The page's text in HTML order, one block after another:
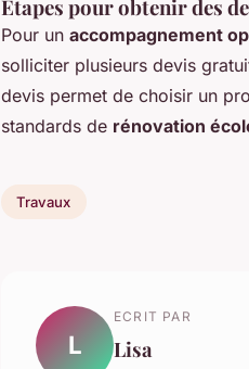
Étapes pour obtenir des
Pour un accompagnement
solliciter plusieurs devis
devis permet de choisir un
standards de rénovation
Travaux
L
ECRIT PAR
Lisa